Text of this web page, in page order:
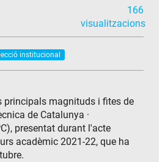
166
visualitzacions
institucional
principals magnituds i fites de
de Catalunya ·
presentat durant l'acte
acadèmic 2021-22, que ha